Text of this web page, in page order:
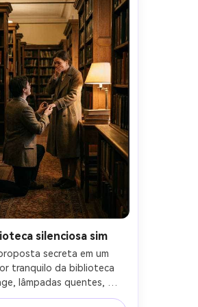
silenciosa sim
secreta em um
tranquilo da biblioteca
lâmpadas quentes,
altas, uma perna direita